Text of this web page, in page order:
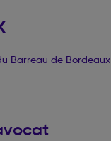
Barreau de Bordeaux